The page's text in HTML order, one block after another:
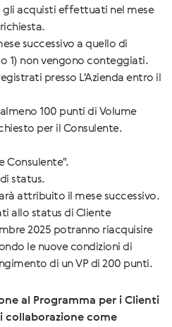
acquisti effettuati nel mese
successivo a quello di
1) non vengono conteggiati.
presso L'Azienda entro il
100 punti di Volume
per il Consulente.
Consulente".
status.
attribuito il mese successivo.
allo status di Cliente
2025 potranno riacquisire
le nuove condizioni di
di un VP di 200 punti.
al Programma per i Clienti
collaborazione come